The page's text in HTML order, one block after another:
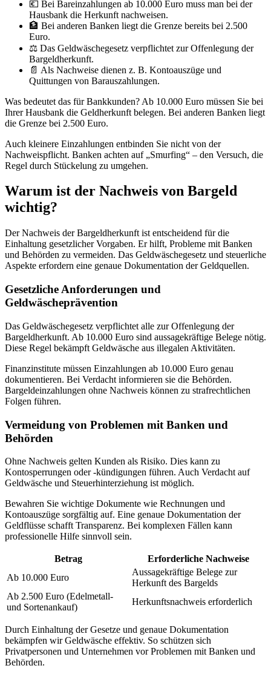
💶 Bei Bareinzahlungen ab 10.000 Euro muss man bei der
Hausbank die Herkunft nachweisen.
🏦 Bei anderen Banken liegt die Grenze bereits bei 2.500
Euro.
⚖️ Das Geldwäschegesetz verpflichtet zur Offenlegung der
Bargeldherkunft.
📄 Als Nachweise dienen z. B. Kontoauszüge und
Quittungen von Barauszahlungen.
Was bedeutet das für Bankkunden? Ab 10.000 Euro müssen Sie bei
Ihrer Hausbank die Geldherkunft belegen. Bei anderen Banken liegt
die Grenze bei 2.500 Euro.
Auch kleinere Einzahlungen entbinden Sie nicht von der
Nachweispflicht. Banken achten auf „Smurfing“ – den Versuch, die
Regel durch Stückelung zu umgehen.
Warum ist der Nachweis von Bargeld
wichtig?
Der Nachweis der Bargeldherkunft ist entscheidend für die
Einhaltung gesetzlicher Vorgaben. Er hilft, Probleme mit Banken
und Behörden zu vermeiden. Das Geldwäschegesetz und steuerliche
Aspekte erfordern eine genaue Dokumentation der Geldquellen.
Gesetzliche Anforderungen und
Geldwäscheprävention
Das Geldwäschegesetz verpflichtet alle zur Offenlegung der
Bargeldherkunft. Ab 10.000 Euro sind aussagekräftige Belege nötig.
Diese Regel bekämpft Geldwäsche aus illegalen Aktivitäten.
Finanzinstitute müssen Einzahlungen ab 10.000 Euro genau
dokumentieren. Bei Verdacht informieren sie die Behörden.
Bargeldeinzahlungen ohne Nachweis können zu strafrechtlichen
Folgen führen.
Vermeidung von Problemen mit Banken und
Behörden
Ohne Nachweis gelten Kunden als Risiko. Dies kann zu
Kontosperrungen oder -kündigungen führen. Auch Verdacht auf
Geldwäsche und Steuerhinterziehung ist möglich.
Bewahren Sie wichtige Dokumente wie Rechnungen und
Kontoauszüge sorgfältig auf. Eine genaue Dokumentation der
Geldflüsse schafft Transparenz. Bei komplexen Fällen kann
professionelle Hilfe sinnvoll sein.
Betrag
Erforderliche Nachweise
Ab 10.000 Euro
Aussagekräftige Belege zur
Herkunft des Bargelds
Ab 2.500 Euro (Edelmetall-
und Sortenankauf)
Herkunftsnachweis erforderlich
Durch Einhaltung der Gesetze und genaue Dokumentation
bekämpfen wir Geldwäsche effektiv. So schützen sich
Privatpersonen und Unternehmen vor Problemen mit Banken und
Behörden.